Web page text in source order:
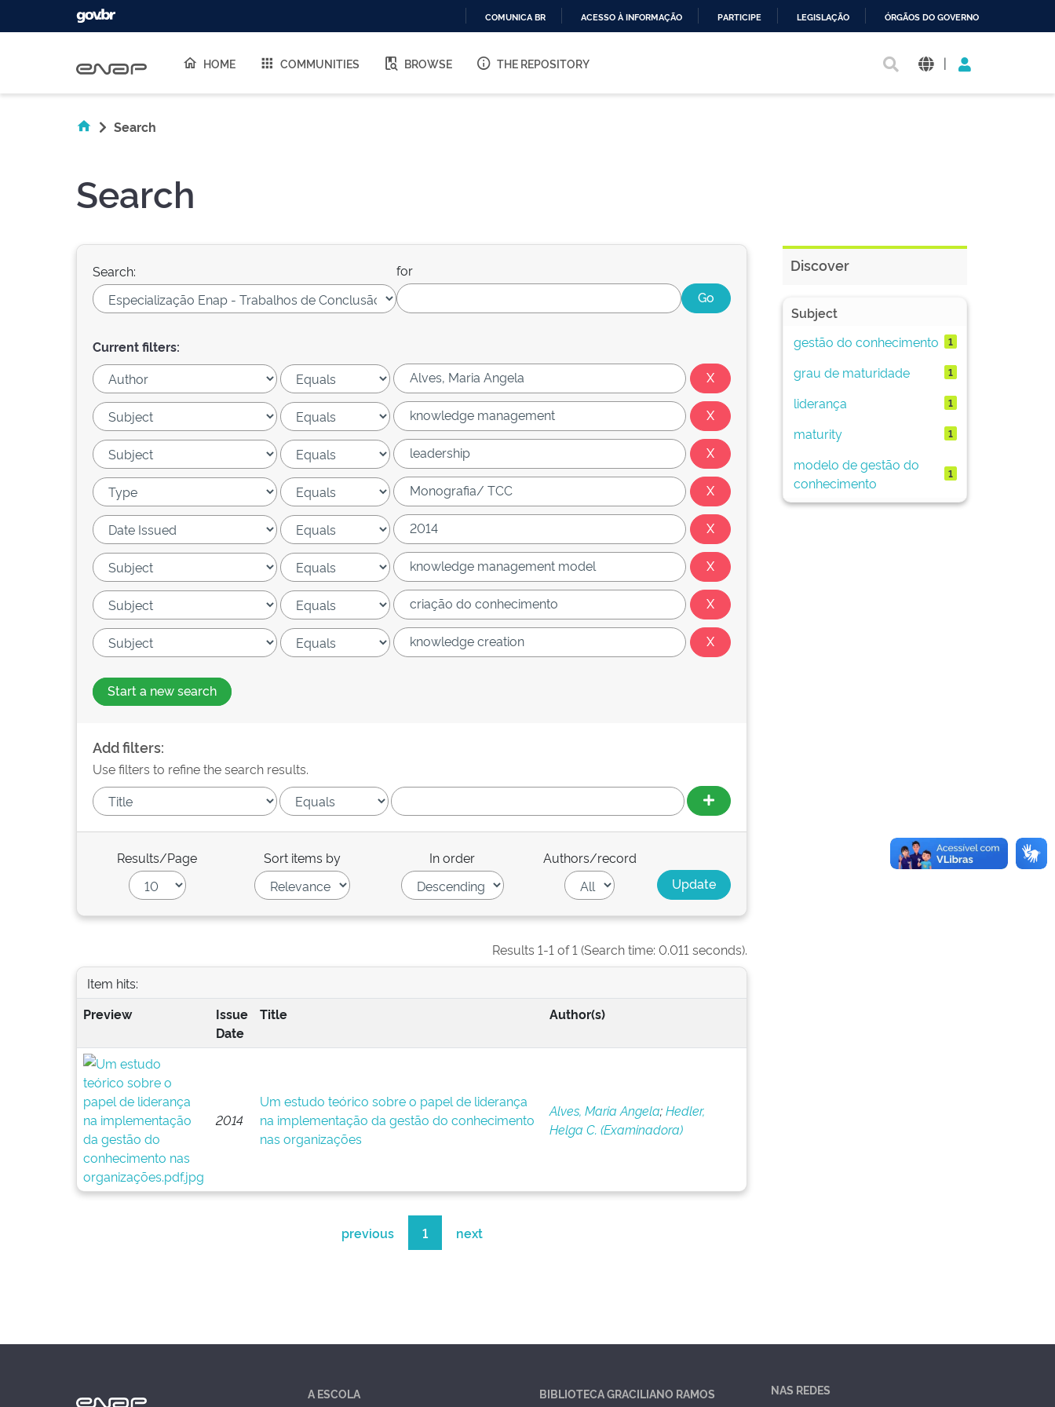
O
COMUNICA BR ACESSO À INFORMAÇÃO PARTICIPE LEGISLAÇÃO ÓRGÃOS DO GOVERNO
HOME COMMUNITIES BROWSE THE REPOSITORY |
Search
Search
Search: for
Current filters:
Start a new search
Add filters:
Use filters to refine the search results.
Results/Page Sort items by In order Authors/record
Results 1-1 of 1 (Search time: 0.011 seconds).
Item hits:
Preview
Issue
Date
Title Author(s)
2014
Um estudo teórico sobre o papel de liderança
na implementação da gestão do conhecimento
nas organizações
Alves, Maria Angela;Hedler,
Helga C. (Examinadora)
previous 1 next
Discover
Subject
gestão do conhecimento
1
grau de maturidade 1
liderança 1
maturity 1
modelo de gestão do
conhecimento
1
A ESCOLA BIBLIOTECA GRACILIANO RAMOS NAS REDES